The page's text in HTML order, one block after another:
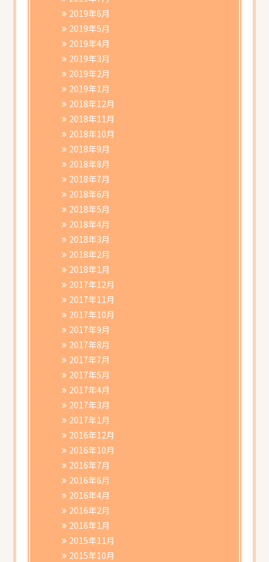
2019年6月
2019年5月
2019年4月
2019年3月
2019年2月
2019年1月
2018年12月
2018年11月
2018年10月
2018年9月
2018年8月
2018年7月
2018年6月
2018年5月
2018年4月
2018年3月
2018年2月
2018年1月
2017年12月
2017年11月
2017年10月
2017年9月
2017年8月
2017年7月
2017年5月
2017年4月
2017年3月
2017年1月
2016年12月
2016年10月
2016年7月
2016年6月
2016年4月
2016年2月
2016年1月
2015年11月
2015年10月